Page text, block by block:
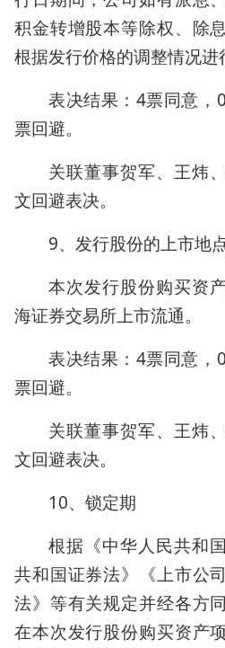
积金转增股本等除权、除
根据发行价格的调整情况进
表决结果：4票同意，
票回避。
关联董事贺军、王炜
文回避表决。
9、发行股份的上市地
本次发行股份购买资
海证券交易所上市流通。
表决结果：4票同意，
票回避。
关联董事贺军、王炜
文回避表决。
10、锁定期
根据《中华人民共和
共和国证券法》《上市公
法》等有关规定并经各方
在本次发行股份购买资产